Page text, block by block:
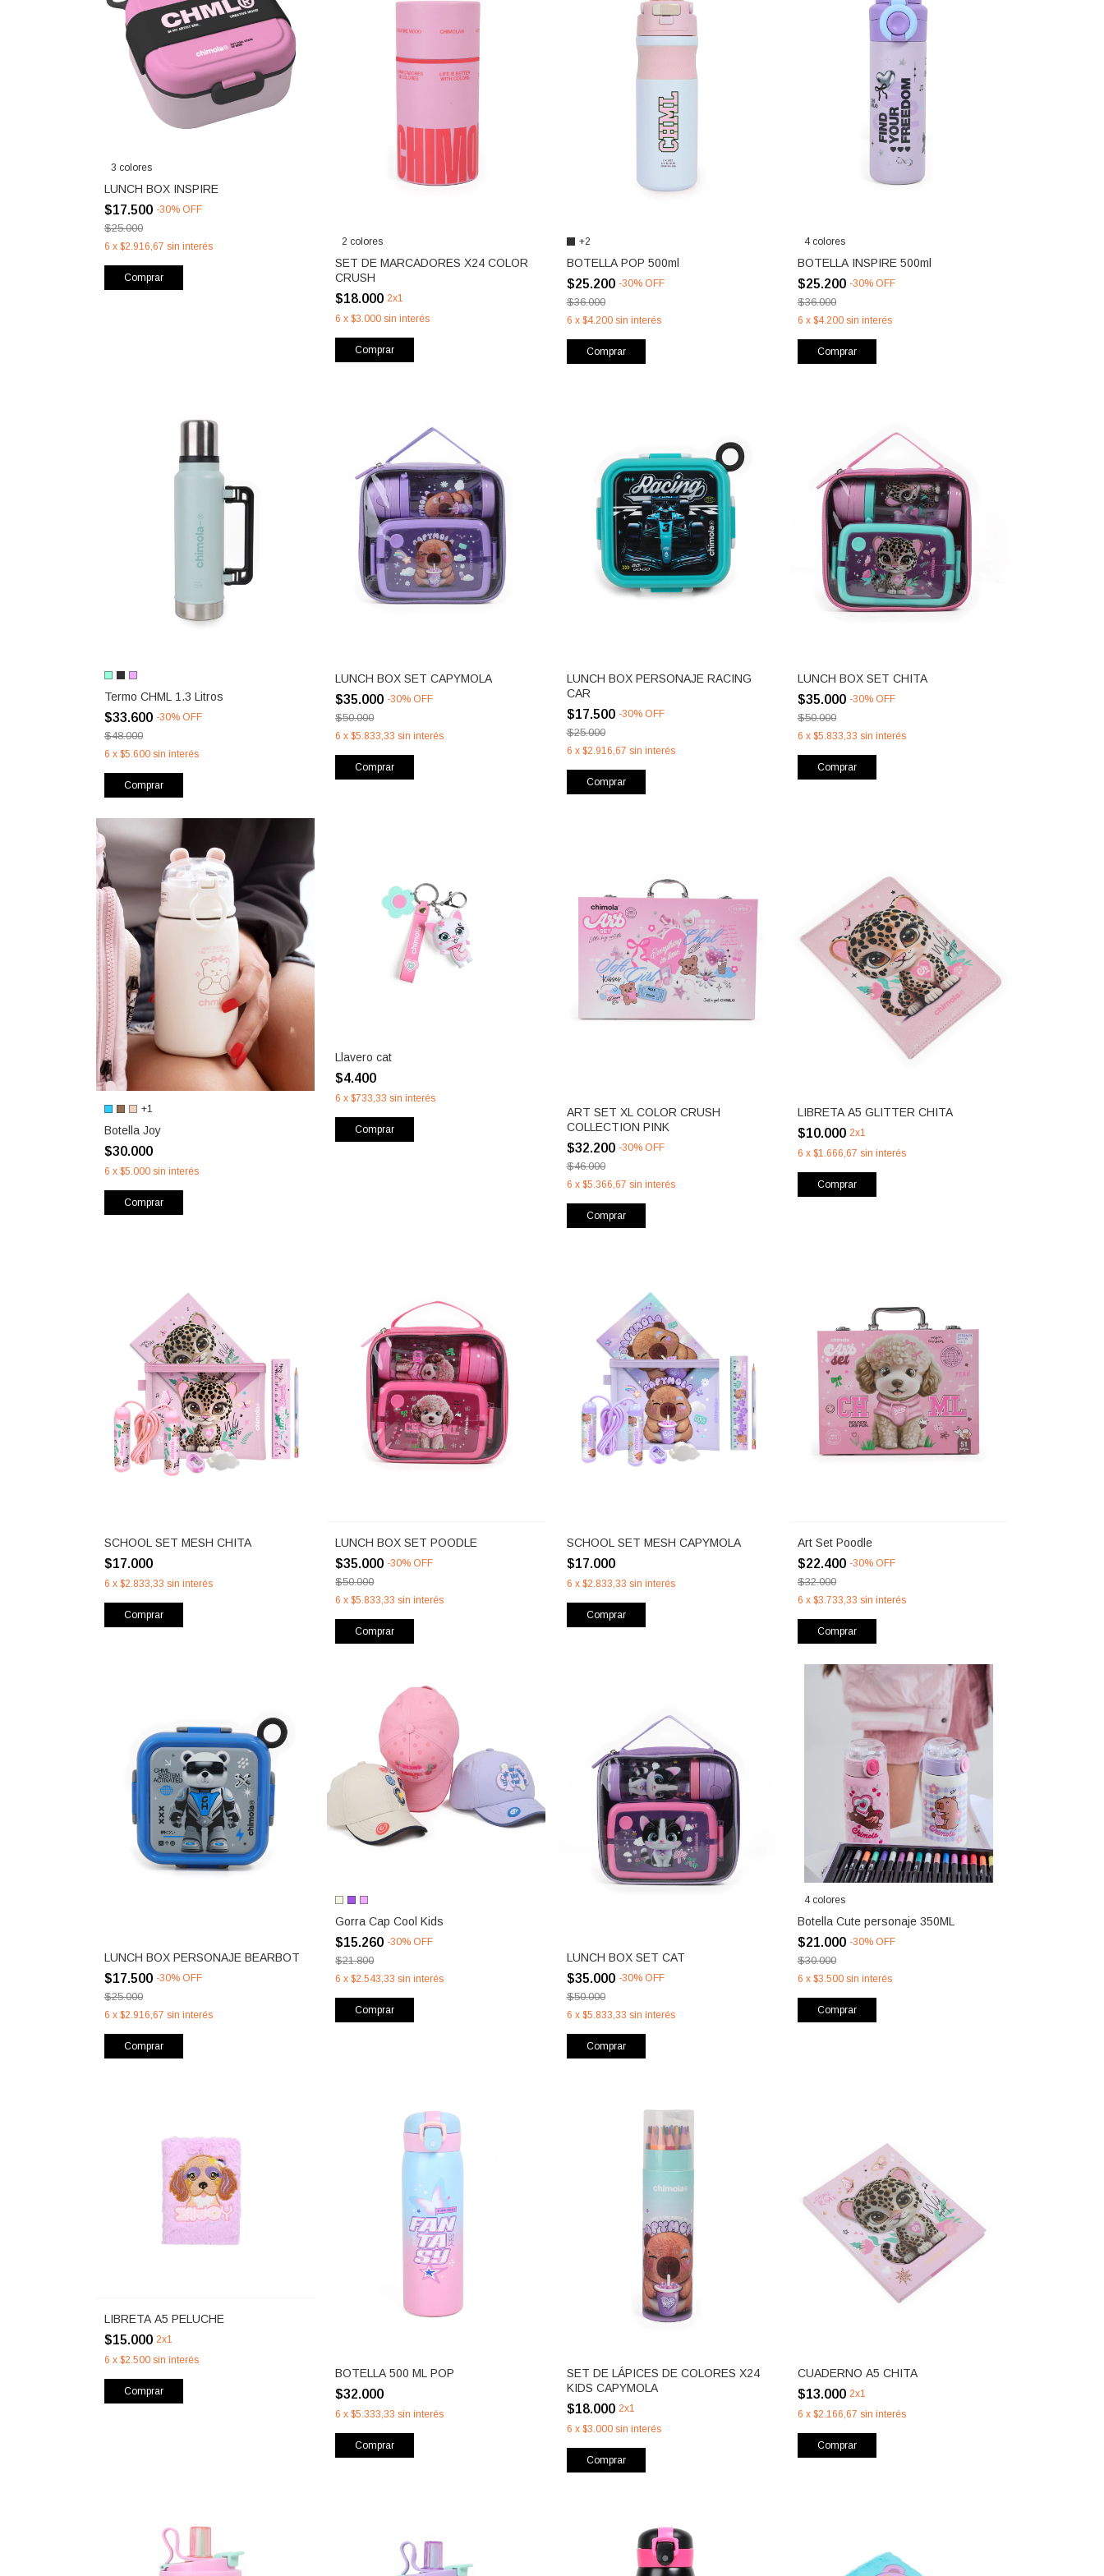
3 colores
LUNCH BOX INSPIRE
$17.500 -30% OFF
$25.000
6 x $2.916,67 sin interés
Comprar
2 colores
SET DE MARCADORES X24 COLOR
CRUSH
$18.0002x1
6 x$3.000 sin interés
Comprar
+2
BOTELLA POP 500ml
$25.200 -30% OFF
$36.000
6 x $4.200 sin interés
Comprar
4 colores
BOTELLA INSPIRE 500ml
$25.200 -30% OFF
$36.000
6 x $4.200 sin interés
Comprar
Termo CHML 1.3 Litros
$33.600 -30% OFF
$48.000
6 x $5.600 sin interés
Comprar
LUNCH BOX SET CAPYMOLA
$35.000 -30%OFF
$50.000
6 x$5.833,33 sin interés
Comprar
LUNCH BOX PERSONAJE RACING
CAR
$17.500 -30% OFF
$25.000
6 x $2.916,67 sin interés
Comprar
LUNCH BOX SET CHITA
$35.000 -30% OFF
$50.000
6 x $5.833,33 sin interés
Comprar
+1
Botella Joy
$30.000
6 x $5.000 sin interés
Comprar
Llavero cat
$4.400
6 x$733,33 sin interés
Comprar
ART SET XL COLOR CRUSH
COLLECTION PINK
$32.200 -30% OFF
$46.000
6 x $5.366,67 sin interés
Comprar
LIBRETA A5 GLITTER CHITA
$10.000 2x1
6 x $1.666,67 sin interés
Comprar
SCHOOL SET MESH CHITA
$17.000
6 x $2.833,33 sin interés
Comprar
LUNCH BOX SET POODLE
$35.000 -30%OFF
$50.000
6 x$5.833,33 sin interés
Comprar
SCHOOL SET MESH CAPYMOLA
$17.000
6 x $2.833,33 sin interés
Comprar
Art Set Poodle
$22.400 -30% OFF
$32.000
6 x $3.733,33 sin interés
Comprar
LUNCH BOX PERSONAJE BEARBOT
$17.500 -30% OFF
$25.000
6 x $2.916,67 sin interés
Comprar
Gorra Cap Cool Kids
$15.260 -30%OFF
$21.800
6 x$2.543,33 sin interés
Comprar
LUNCH BOX SET CAT
$35.000 -30% OFF
$50.000
6 x $5.833,33 sin interés
Comprar
4 colores
Botella Cute personaje 350ML
$21.000 -30% OFF
$30.000
6 x $3.500 sin interés
Comprar
LIBRETA A5 PELUCHE
$15.000 2x1
6 x $2.500 sin interés
Comprar
BOTELLA 500 ML POP
$32.000
6 x$5.333,33 sin interés
Comprar
SET DE LÁPICES DE COLORES X24
KIDS CAPYMOLA
$18.000 2x1
6 x $3.000 sin interés
Comprar
CUADERNO A5 CHITA
$13.000 2x1
6 x $2.166,67 sin interés
Comprar